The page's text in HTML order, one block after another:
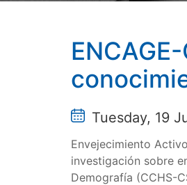
Tuesday, 19
Envejecimiento
investigación sobre
Demografía (CCHS-